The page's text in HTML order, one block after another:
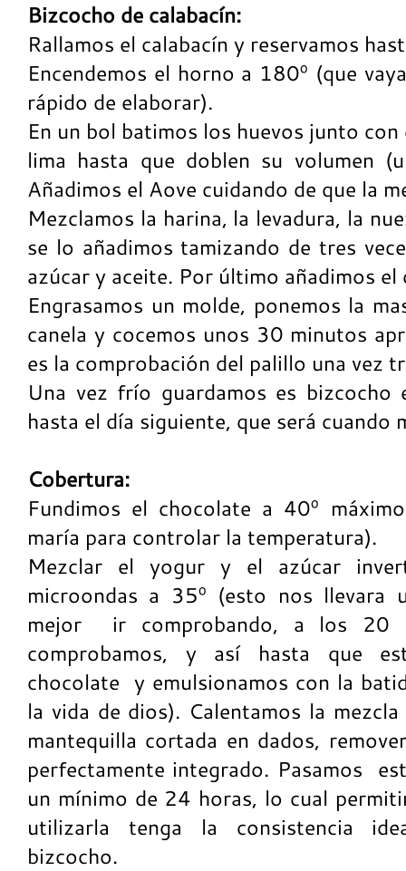
Bizcocho de calabacín:
Rallamos el calabacín y reservamos
Encendemos el horno a 180º (que
rápido de elaborar).
En un bol batimos los huevos junto
lima hasta que doblen su volumen
Añadimos el Aove cuidando de que la
Mezclamos la harina, la levadura, la
se lo añadimos tamizando de tres
azúcar y aceite. Por último añadimos el
Engrasamos un molde, ponemos la
canela y cocemos unos 30 minutos
es la comprobación del palillo una vez
Una vez frío guardamos es bizcocho
hasta el día siguiente, que será
Cobertura:
Fundimos el chocolate a 40º
maría para controlar la temperatura).
Mezclar el yogur y el azúcar
microondas a 35º (esto nos llevara
mejor ir comprobando, a los 20
comprobamos, y así hasta que
chocolate y emulsionamos con la
la vida de dios). Calentamos la
mantequilla cortada en dados,
perfectamente integrado. Pasamos
un mínimo de 24 horas, lo cual
utilizarla tenga la consistencia
bizcocho.